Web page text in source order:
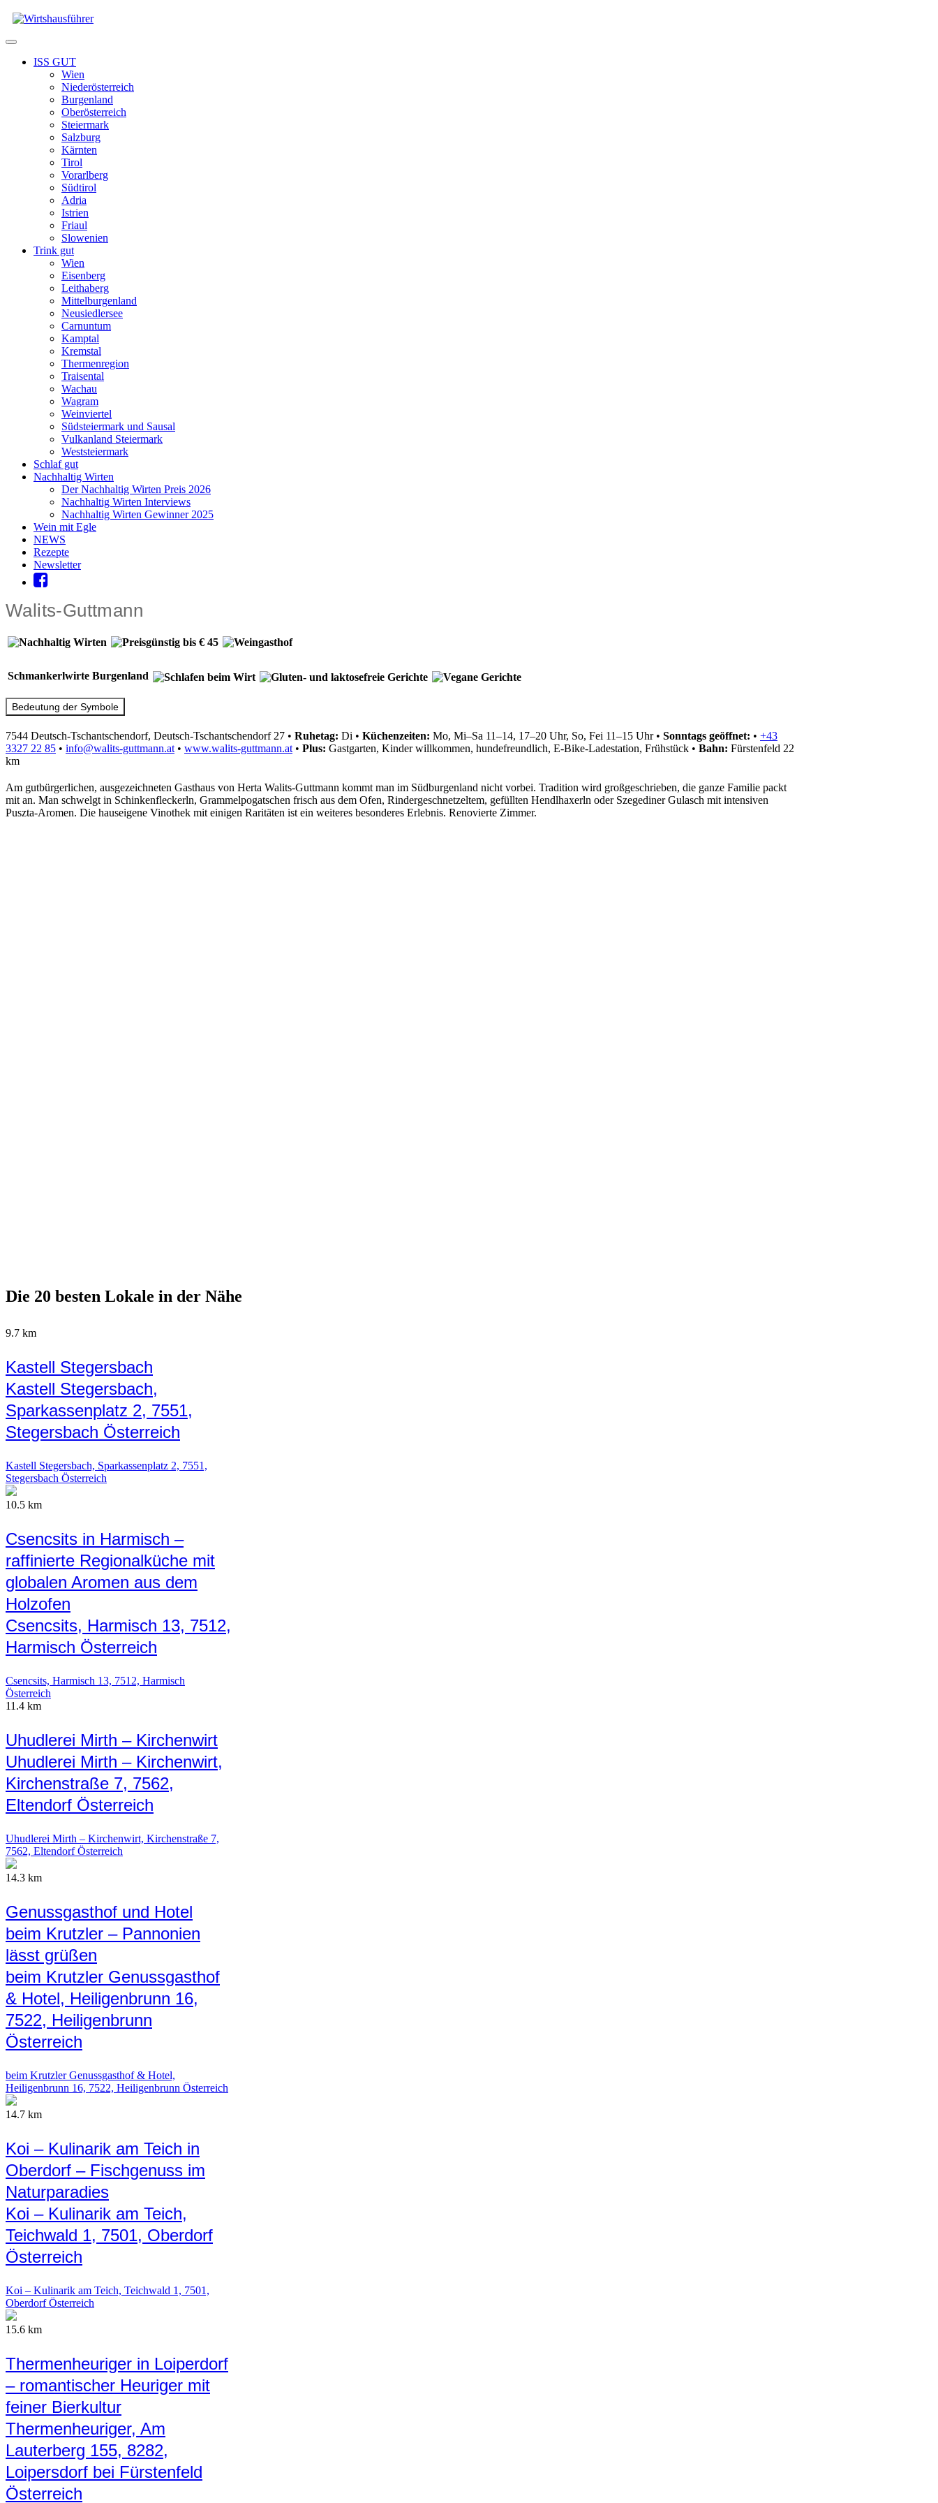
Zum
Inhalt
Menü
ISS GUT
Wien
Niederösterreich
Burgenland
Oberösterreich
Steiermark
Salzburg
Kärnten
Tirol
Vorarlberg
Südtirol
Adria
Istrien
Friaul
Slowenien
Trink gut
Wien
Eisenberg
Leithaberg
Mittelburgenland
Neusiedlersee
Carnuntum
Kamptal
Kremstal
Thermenregion
Traisental
Wachau
Wagram
Weinviertel
Südsteiermark und Sausal
Vulkanland Steiermark
Weststeiermark
Schlaf gut
Nachhaltig Wirten
Der Nachhaltig Wirten Preis 2026
Nachhaltig Wirten Interviews
Nachhaltig Wirten Gewinner 2025
Wein mit Egle
NEWS
Rezepte
Newsletter
Walits-Guttmann
Schmankerlwirte Burgenland
Bedeutung der Symbole
7544 Deutsch-Tschantschendorf, Deutsch-Tschantschendorf 27 • Ruhetag: Di • Küchenzeiten: Mo, Mi–Sa 11–14, 17–20 Uhr, So, Fei 11–15 Uhr• Sonntags geöffnet: • +43
3327 22 85 • info@walits-guttmann.at • www.walits-guttmann.at • Plus: Gastgarten, Kinder willkommen, hundefreundlich, E-Bike-Ladestation, Frühstück • Bahn: Fürstenfeld 22
km
Am gutbürgerlichen, ausgezeichneten Gasthaus von Herta Walits-Guttmann kommt man im Südburgenland nicht vorbei. Tradition wird großgeschrieben, die ganze Familie packt
mit an. Man schwelgt in Schinkenfleckerln, Grammelpogatschen frisch aus dem Ofen, Rindergeschnetzeltem, gefüllten Hendlhaxerln oder Szegediner Gulasch mit intensiven
Puszta-Aromen. Die hauseigene Vinothek mit einigen Raritäten ist ein weiteres besonderes Erlebnis. Renovierte Zimmer.
Die 20 besten Lokale in der Nähe
9.7 km
Kastell Stegersbach
Kastell Stegersbach,
Sparkassenplatz 2, 7551,
Stegersbach Österreich
Kastell Stegersbach, Sparkassenplatz 2, 7551,
Stegersbach Österreich
10.5 km
Csencsits in Harmisch –
raffinierte Regionalküche mit
globalen Aromen aus dem
Holzofen
Csencsits, Harmisch 13, 7512,
Harmisch Österreich
Csencsits, Harmisch 13, 7512, Harmisch
Österreich
11.4 km
Uhudlerei Mirth – Kirchenwirt
Uhudlerei Mirth – Kirchenwirt,
Kirchenstraße 7, 7562,
Eltendorf Österreich
Uhudlerei Mirth – Kirchenwirt, Kirchenstraße 7,
7562, Eltendorf Österreich
14.3 km
Genussgasthof und Hotel
beim Krutzler – Pannonien
lässt grüßen
beim Krutzler Genussgasthof
& Hotel, Heiligenbrunn 16,
7522, Heiligenbrunn
Österreich
beim Krutzler Genussgasthof & Hotel,
Heiligenbrunn 16, 7522, Heiligenbrunn Österreich
14.7 km
Koi – Kulinarik am Teich in
Oberdorf – Fischgenuss im
Naturparadies
Koi – Kulinarik am Teich,
Teichwald 1, 7501, Oberdorf
Österreich
Koi – Kulinarik am Teich, Teichwald 1, 7501,
Oberdorf Österreich
15.6 km
Thermenheuriger in Loiperdorf
– romantischer Heuriger mit
feiner Bierkultur
Thermenheuriger, Am
Lauterberg 155, 8282,
Loipersdorf bei Fürstenfeld
Österreich